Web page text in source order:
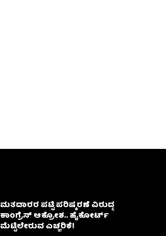
ಮತದಾರರ ಪಟ್ಟಿ ಪರಿಷ್ಕರಣೆ ವಿರುದ್ಧ
ಕಾಂಗ್ರೆಸ್ ಆಕ್ರೋಶ.. ಹೈಕೋರ್ಟ್
ಮೆಟ್ಟಿಲೇರುವ ಎಚ್ಚರಿಕೆ!